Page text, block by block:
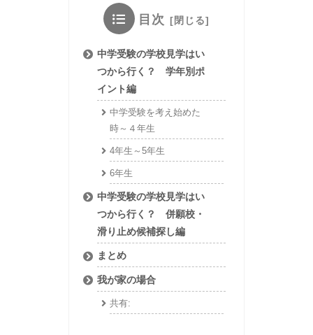
目次
中学受験の学校見学はい
つから行く？ 学年別ポ
イント編
中学受験を考え始めた
時～４年生
4年生～5年生
6年生
中学受験の学校見学はい
つから行く？ 併願校・
滑り止め候補探し編
まとめ
我が家の場合
共有: